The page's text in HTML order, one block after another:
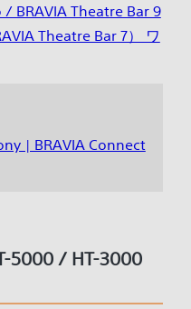
BRAVIA Theatre Bar 9
Theatre Bar 7） ワ
| BRAVIA Connect
5000 / HT-3000